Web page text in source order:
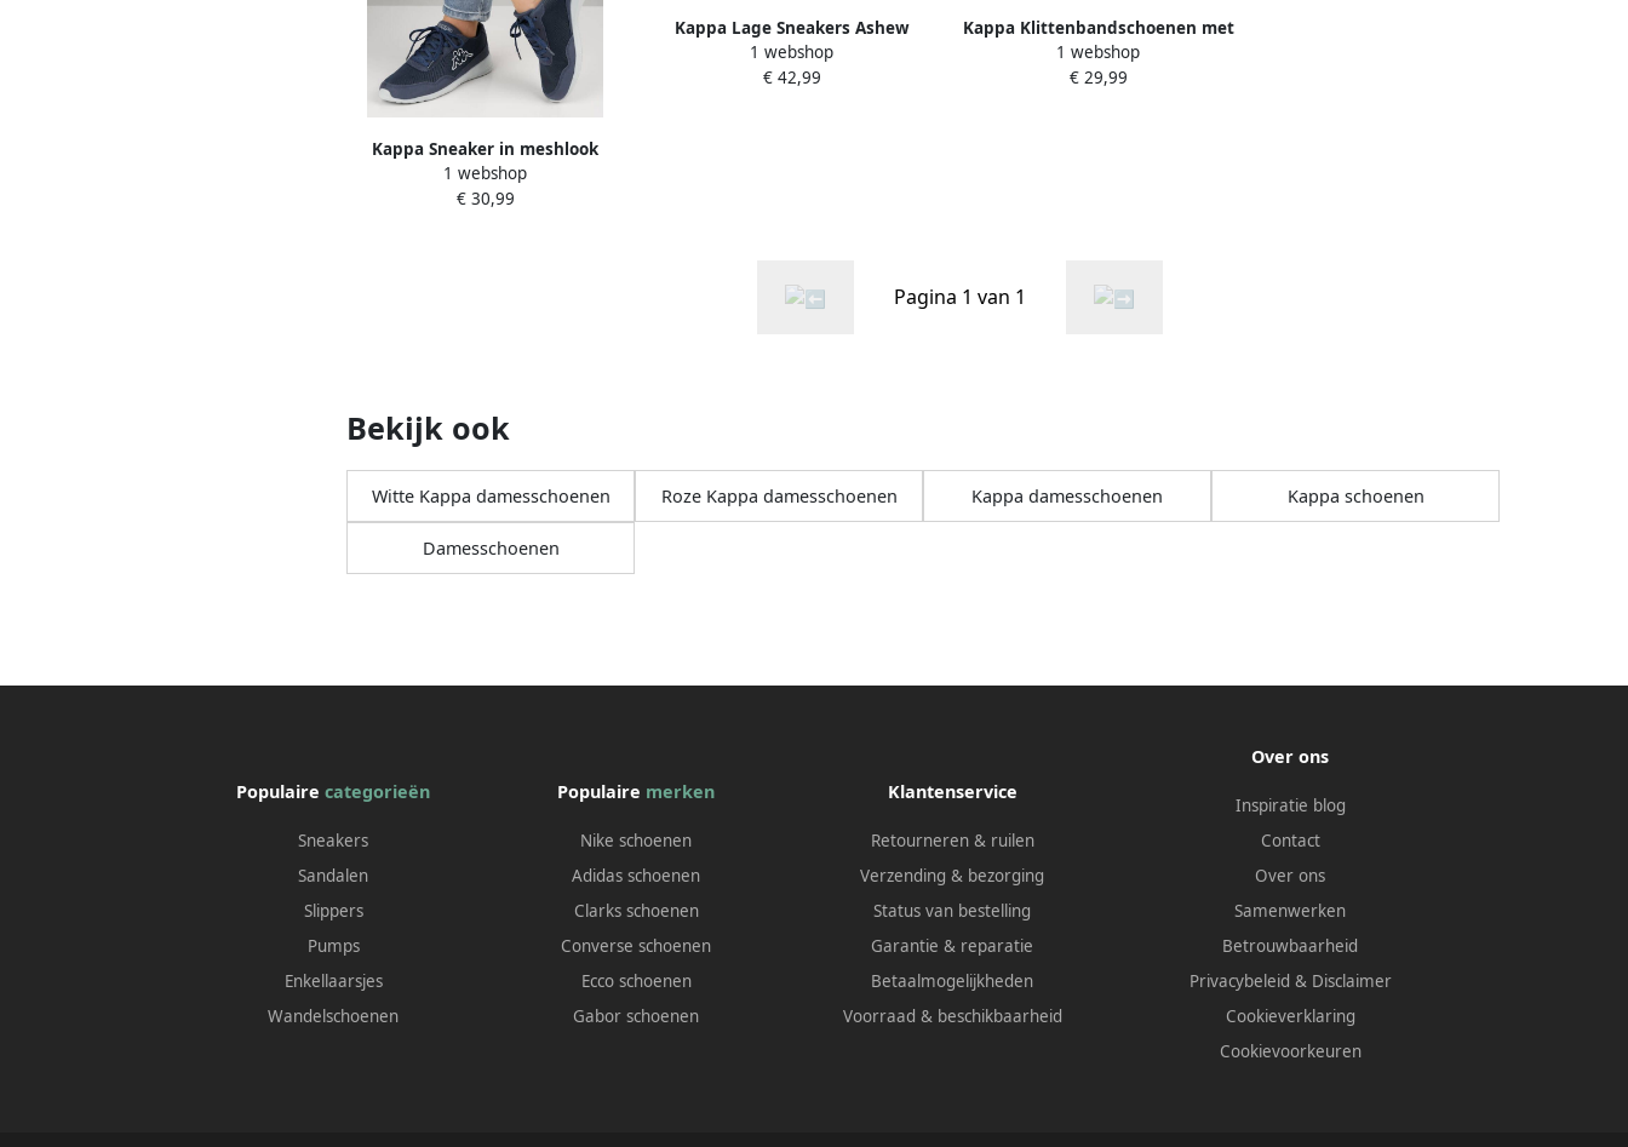
Kappa Sneaker in meshlook
Nachtblauw Grijs
1 webshop
€ 30,99
Kappa Lage Sneakers Ashew
1 webshop
€ 42,99
Kappa Klittenbandschoenen met
drie praktische
klittenbandsluitingen
1 webshop
€ 29,99
Pagina 1 van 1
Bekijk ook
Witte Kappa damesschoenen Roze Kappa damesschoenen Kappa damesschoenen Kappa schoenen
Damesschoenen
Populairecategorieën
Sneakers
Sandalen
Slippers
Pumps
Enkellaarsjes
Wandelschoenen
Populaire merken
Nike schoenen
Adidas schoenen
Clarks schoenen
Converse schoenen
Ecco schoenen
Gabor schoenen
Klantenservice
Retourneren & ruilen
Verzending & bezorging
Status van bestelling
Garantie & reparatie
Betaalmogelijkheden
Voorraad & beschikbaarheid
Over ons
Inspiratie blog
Contact
Over ons
Samenwerken
Betrouwbaarheid
Privacybeleid & Disclaimer
Cookieverklaring
Cookievoorkeuren